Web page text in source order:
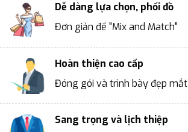
Dễ dàng lựa chọn, phối đồ
Đơn giản để "Mix and Match"
Hoàn thiện cao cấp
Đóng gói và trình bày đẹp mắt
Sang trọng và lịch thiệp